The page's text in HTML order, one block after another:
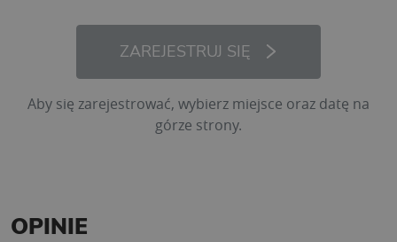
ZAREJESTRUJ SIĘ
Aby się zarejestrować, wybierz miejsce oraz datę na
górze strony.
OPINIE